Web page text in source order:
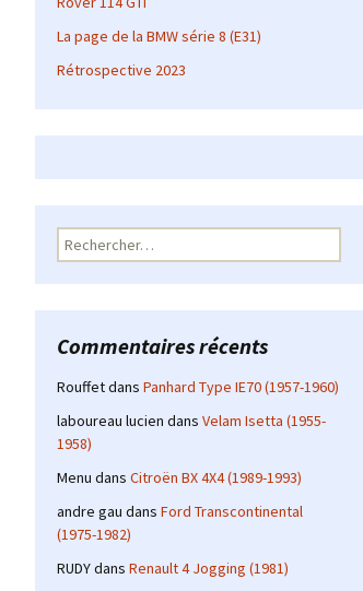
La page de la BMW série 8 (E31)
Rétrospective 2023
Rechercher :
Commentaires récents
Rouffetdans Panhard Type IE70 (1957-1960)
laboureau lucien dans Velam Isetta (1955-
1958)
Menu dans Citroën BX 4X4 (1989-1993)
andre gau dans Ford Transcontinental
(1975-1982)
RUDYdans Renault 4 Jogging (1981)